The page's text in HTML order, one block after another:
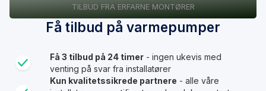
TILBUD FRA ERFARNE MONTØRER
Få tilbud på varmepumper
Få 3 tilbud på 24 timer - ingen ukevis med
venting på svar fra installatører
Kun kvalitetssikrede partnere - alle våre